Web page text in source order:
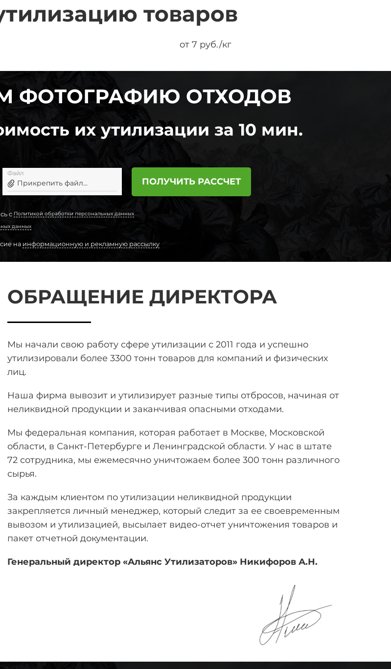
товаров
от 7 руб./кг
ФОТОГРАФИЮ ОТХОДОВ
их утилизации за 10 мин.
Файл
Прикрепить файл... ПОЛУЧИТЬ РАССЧЕТ
с Политикой обработки персональных данных
данных
на информационную и рекламную рассылку
ОБРАЩЕНИЕ ДИРЕКТОРА
Мы начали свою работу сфере утилизации с 2011 года и успешно
утилизировали более 3300 тонн товаров для компаний и физических
лиц.
Наша фирма вывозит и утилизирует разные типы отбросов, начиная от
неликвидной продукции и заканчивая опасными отходами.
Мы федеральная компания, которая работает в Москве, Московской
области, в Санкт-Петербурге и Ленинградской области. У нас в штате
72 сотрудника, мы ежемесячно уничтожаем более 300 тонн различного
сырья.
За каждым клиентом по утилизации неликвидной продукции
закрепляется личный менеджер, который следит за ее своевременным
вывозом и утилизацией, высылает видео-отчет уничтожения товаров и
пакет отчетной документации.
Генеральный директор «Альянс Утилизаторов» Никифоров А.Н.